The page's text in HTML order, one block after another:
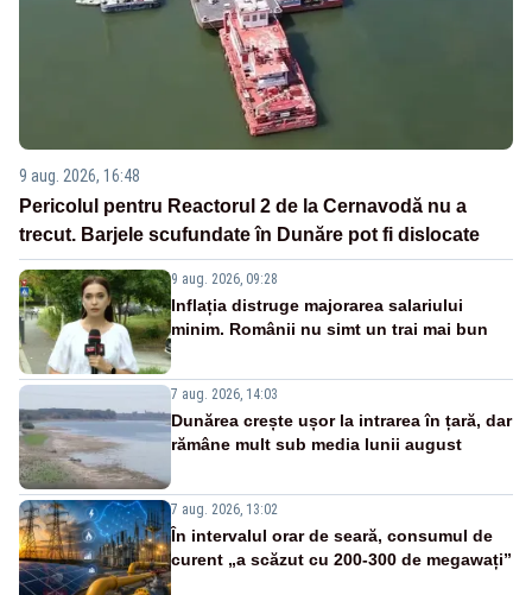
9 aug. 2026, 16:48
Pericolul pentru Reactorul 2 de la Cernavodă nu a
trecut. Barjele scufundate în Dunăre pot fi dislocate
9 aug. 2026, 09:28
Inflația distruge majorarea salariului
minim. Românii nu simt un trai mai bun
7 aug. 2026, 14:03
Dunărea crește ușor la intrarea în țară, dar
rămâne mult sub media lunii august
7 aug. 2026, 13:02
În intervalul orar de seară, consumul de
curent „a scăzut cu 200-300 de megawați”